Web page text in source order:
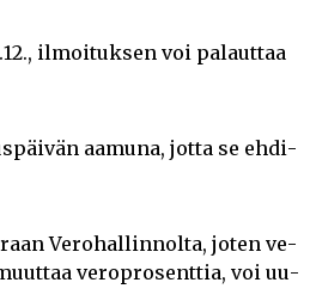
il­moi­tuk­sen voi pa­laut­taa
aa­mu­na, jot­ta se eh­di­
Ve­ro­hal­lin­nol­ta, jo­ten ve­
ve­rop­ro­sent­tia, voi uu­